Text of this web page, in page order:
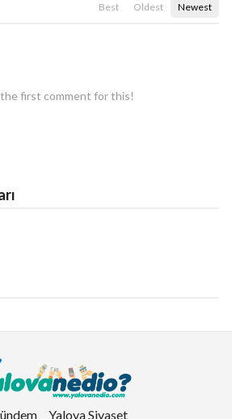
Best Oldest Newest
first comment for this!
Yalova Siyaset